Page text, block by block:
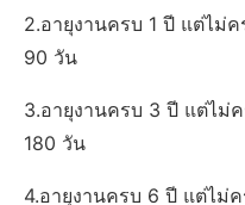
2.อายุงานครบ 1 ปี แต่ไม่
90 วัน
3.อายุงานครบ 3 ปี แต่ไม่
180 วัน
4.อายุงานครบ 6 ปี แต่ไม่